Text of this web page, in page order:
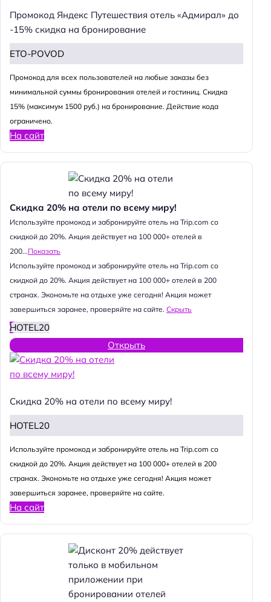
Промокод Яндекс Путешествия отель «Адмирал» до
-15% скидка на бронирование
ETO-POVOD
Промокод для всех пользователей на любые заказы без
минимальной суммы бронирования отелей и гостиниц. Скидка
15% (максимум 1500 руб.) на бронирование. Действие кода
ограничено.
На сайт
Скидка 20% на отели по всему миру!
Используйте промокод и забронируйте отель на Trip.com со
скидкой до 20%. Акция действует на 100 000+ отелей в
200...Показать
Используйте промокод и забронируйте отель на Trip.com со
скидкой до 20%. Акция действует на 100 000+ отелей в 200
странах. Экономьте на отдыхе уже сегодня! Акция может
завершиться заранее, проверяйте на сайте. Скрыть
HOTEL20
Открыть
Скидка 20% на отели по всему миру!
HOTEL20
Используйте промокод и забронируйте отель на Trip.com со
скидкой до 20%. Акция действует на 100 000+ отелей в 200
странах. Экономьте на отдыхе уже сегодня! Акция может
завершиться заранее, проверяйте на сайте.
На сайт